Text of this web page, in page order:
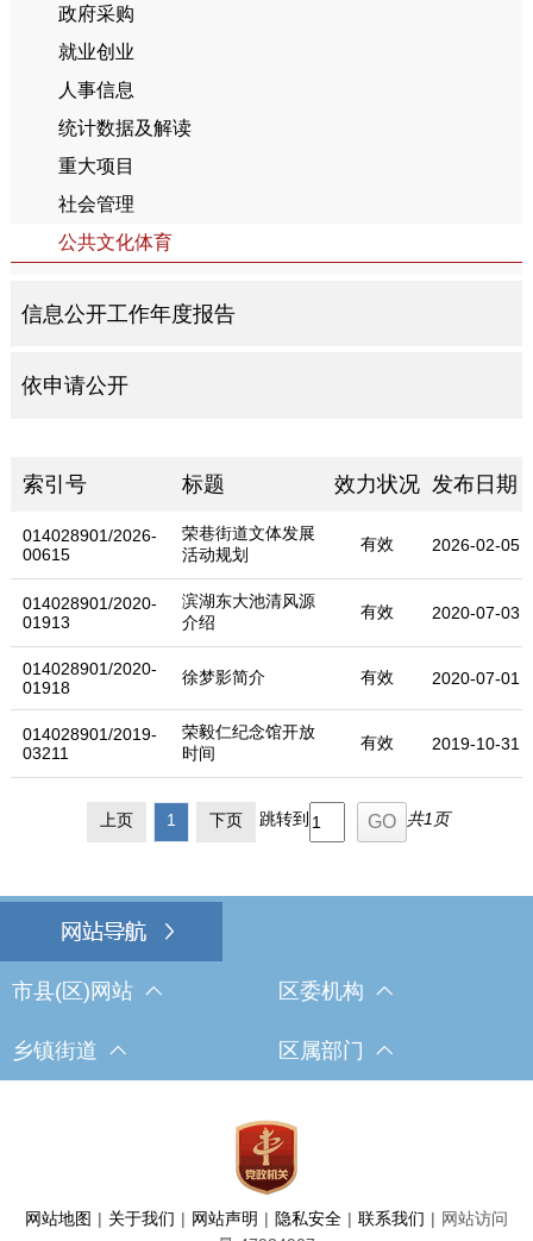
政府采购
就业创业
人事信息
统计数据及解读
重大项目
社会管理
公共文化体育
信息公开工作年度报告
依申请公开
索引号 标题 效力状况 发布日期
014028901/2026-
00615
荣巷街道文体发展
活动规划
有效 2026-02-05
014028901/2020-
01913
滨湖东大池清风源
介绍
有效 2020-07-03
014028901/2020-
01918
徐梦影简介 有效 2020-07-01
014028901/2019-
03211
荣毅仁纪念馆开放
时间
有效 2019-10-31
上页 1 下页 跳转到 共1页
市县(区)网站 区委机构
乡镇街道 区属部门
网站地图 | 关于我们 | 网站声明 | 隐私安全 | 联系我们 | 网站访问